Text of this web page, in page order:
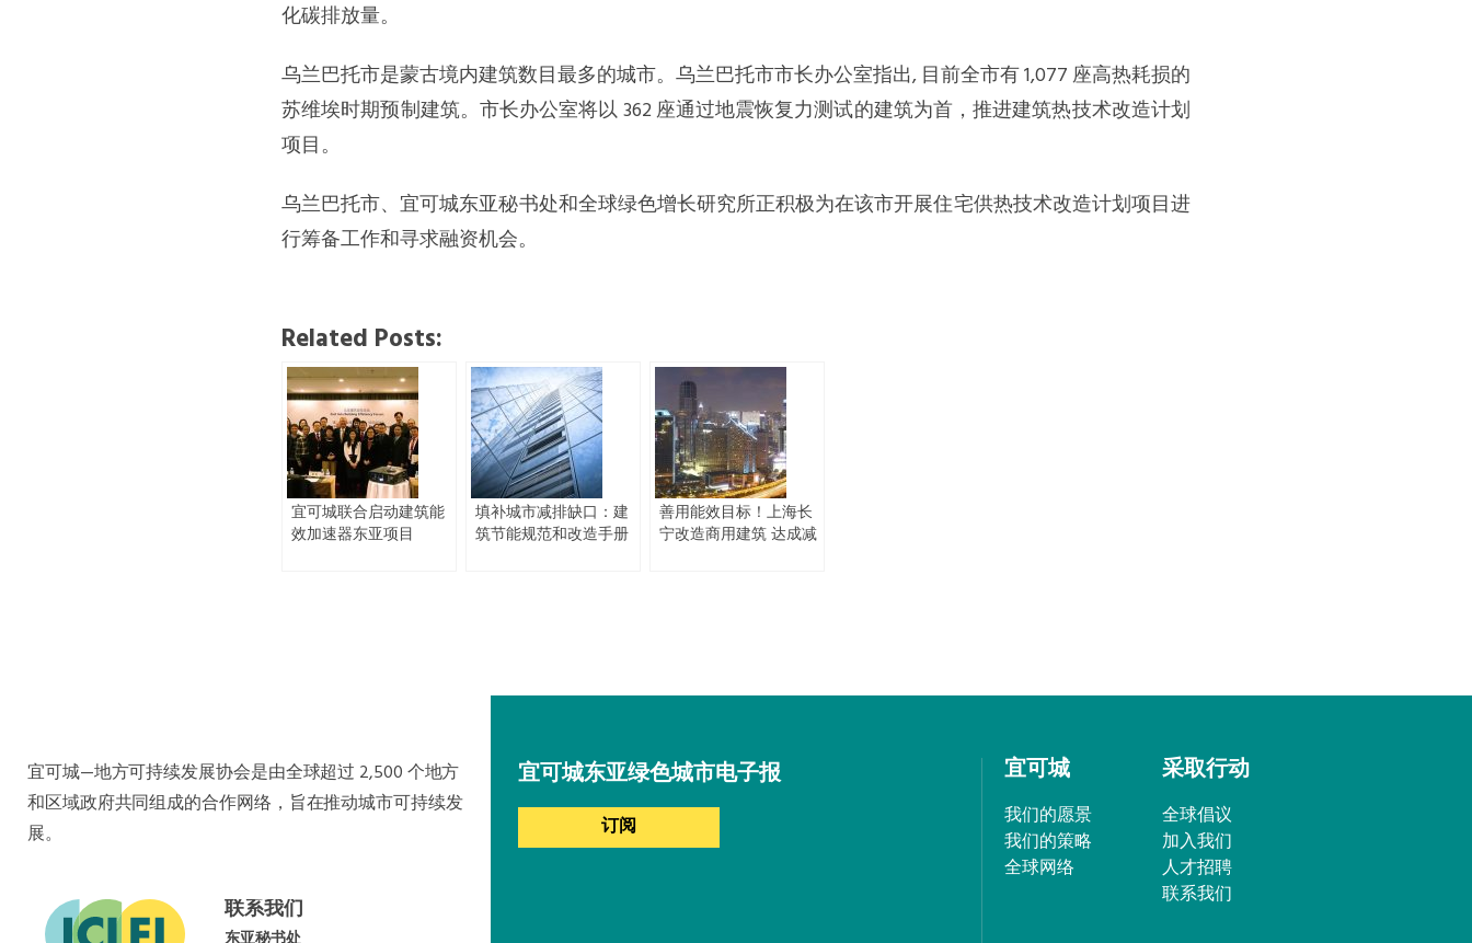
化碳排放量。
乌兰巴托市是蒙古境内建筑数目最多的城市。乌兰巴托市市长办公室指出, 目前全市有 1,077 座高热耗损的
苏维埃时期预制建筑。市长办公室将以 362 座通过地震恢复力测试的建筑为首，推进建筑热技术改造计划
项目。
乌兰巴托市、宜可城东亚秘书处和全球绿色增长研究所正积极为在该市开展住宅供热技术改造计划项目进
行筹备工作和寻求融资机会。
Related Posts:
宜可城联合启动建筑能
效加速器东亚项目
填补城市减排缺口：建
筑节能规范和改造手册
善用能效目标！上海长
宁改造商用建筑 达成减
宜可城—地方可持续发展协会是由全球超过 2,500 个地方
和区域政府共同组成的合作网络，旨在推动城市可持续发
展。
联系我们
宜可城东亚绿色城市电子报
订阅
宜可城
我们的愿景
我们的策略
全球网络
采取行动
全球倡议
加入我们
人才招聘
联系我们